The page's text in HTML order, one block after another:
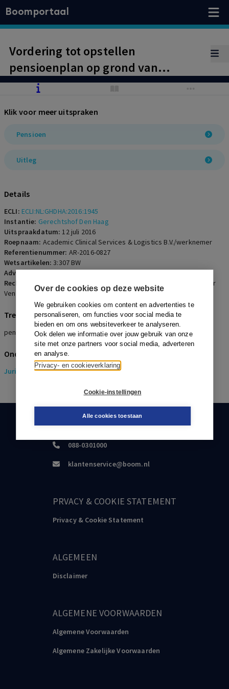
Over de cookies op deze website
We gebruiken cookies om content en advertenties te
personaliseren, om functies voor social media te
bieden en om ons websiteverkeer te analyseren.
Ook delen we informatie over jouw gebruik van onze
site met onze partners voor social media, adverteren
en analyse.
Privacy- en cookieverklaring
Cookie-instellingen
Alle cookies toestaan
Boomportaal
Vordering tot opstellen
pensioenplan op grond van
bepaling in de
grond van artikel 3:307 lid 1 BW.
Klik voor meer uitspraken
Pensioen
Uitleg
Details
ECLI: ECLI:NL:GHDHA:2016:1945
Instantie: Gerechtshof Den Haag
Uitspraakdatum:12 juli 2016
Roepnaam: Academic Clinical Services & Logistics B.V./werknemer
Referentienummer: AR-2016-0827
Wetsartikelen:3:307 BW
Advocaten:L.B. de Graaf en W. van Leuveren
Rechters:J.M.T. van der Hoeven-Oud, W.M. Limborgh en M.J. van der
Ven
Trefwoorden
pensioen, verjaring, werkgeverspremie
Onderwerpen
Juridisch> Pensioenrecht
KLANTENSERVICE
088-0301000
klantenservice@boom.nl
PRVACY & COOKIE STATEMENT
Privacy & Cookie Statement
ALGEMEEN
Disclaimer
ALGEMENE VOORWAARDEN
Algemene Voorwaarden
Algemene Zakelijke Voorwaarden